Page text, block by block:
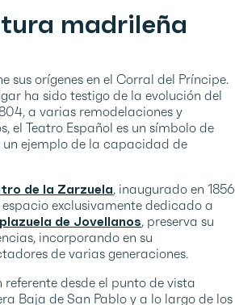
madrileña
sus orígenes en el Corral del Príncipe.
ha sido testigo de la evolución del
a varias remodelaciones y
el Teatro Español es un símbolo de
un ejemplo de la capacidad de
de la Zarzuela, inaugurado en 1856
exclusivamente dedicado a
de Jovellanos, preserva su
incorporando en su
de varias generaciones.
referente desde el punto de vista
Baja de San Pablo y a lo largo de los